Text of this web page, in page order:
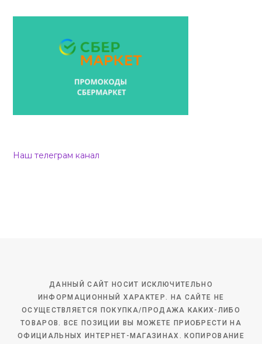
Наш телеграм канал
ДАННЫЙ САЙТ НОСИТ ИСКЛЮЧИТЕЛЬНО
ИНФОРМАЦИОННЫЙ ХАРАКТЕР. НА САЙТЕ НЕ
ОСУЩЕСТВЛЯЕТСЯ ПОКУПКА/ПРОДАЖА КАКИХ-ЛИБО
ТОВАРОВ. ВСЕ ПОЗИЦИИ ВЫ МОЖЕТЕ ПРИОБРЕСТИ НА
ОФИЦИАЛЬНЫХ ИНТЕРНЕТ-МАГАЗИНАХ. КОПИРОВАНИЕ